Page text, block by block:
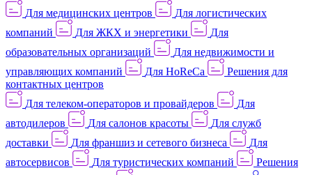
Для медицинских центров
Для логистических
компаний
Для ЖКХ и энергетики
Для
образовательных организаций
Для недвижимости и
управляющих компаний
Для HoReCa
Решения для
контактных центров
Для телеком-операторов и провайдеров
Для
автодилеров
Для салонов красоты
Для служб
доставки
Для франшиз и сетевого бизнеса
Для
автосервисов
Для туристических компаний
Решения